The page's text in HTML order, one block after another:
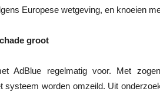
Europese wetgeving, en knoeien
groot
AdBlue regelmatig voor. Met
systeem worden omzeild. Uit